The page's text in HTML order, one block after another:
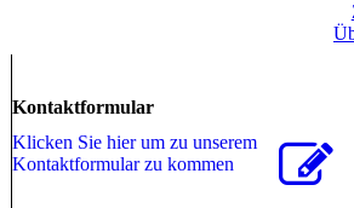
Kontaktformular
Klicken Sie hier um zu unserem
Kon­takt­for­mu­lar zu kommen